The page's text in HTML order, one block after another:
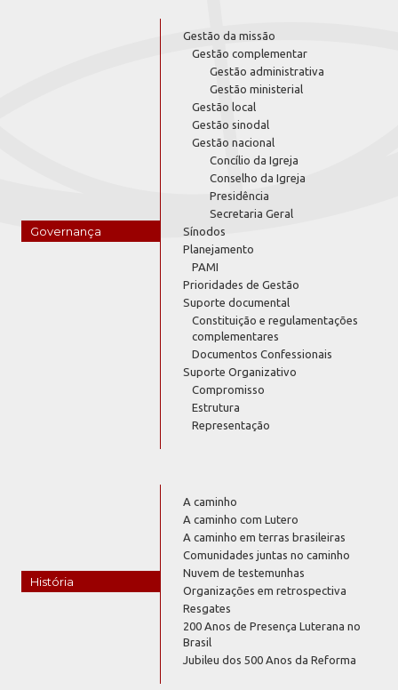
Governança
Gestão da missão
Gestão complementar
Gestão administrativa
Gestão ministerial
Gestão local
Gestão sinodal
Gestão nacional
Concílio da Igreja
Conselho da Igreja
Presidência
Secretaria Geral
Sínodos
Planejamento
PAMI
Prioridades de Gestão
Suporte documental
Constituição e regulamentações
complementares
Documentos Confessionais
Suporte Organizativo
Compromisso
Estrutura
Representação
História
A caminho
A caminho com Lutero
A caminho em terras brasileiras
Comunidades juntas no caminho
Nuvem de testemunhas
Organizações em retrospectiva
Resgates
200 Anos de Presença Luterana no
Brasil
Jubileu dos 500 Anos da Reforma